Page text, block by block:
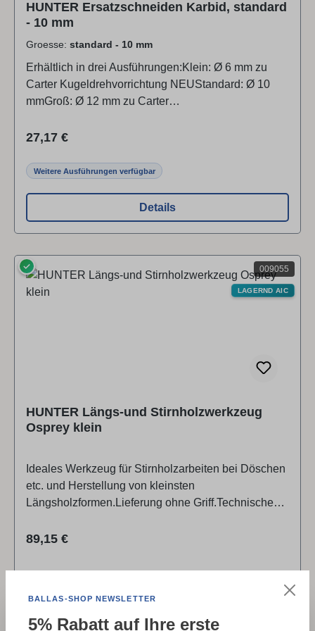
HUNTER Ersatzschneiden Karbid, standard
- 10 mm
Groesse: standard - 10 mm
Erhältlich in drei Ausführungen:Klein: Ø 6 mm zu
Carter Kugeldrehvorrichtung NEUStandard: Ø 10
mmGroß: Ø 12 mm zu Carter
Messer DZT-SCREW1)(Ersatzschraube für 10 mm
Produktverantwortlicher:Hunter Tool Systems3323
Regulärer Preis:
27,17 €
Weitere Ausführungen verfügbar
Details
009055
✓
LAGERND AIC
HUNTER Längs-und Stirnholzwerkzeug
Osprey klein
Ideales Werkzeug für Stirnholzarbeiten bei Döschen
etc. und Herstellung von kleinsten
Längsholzformen.Lieferung ohne Griff.Technische
ca. 155 mmSchneiden Ø = 6 mm Marke / Hersteller /
Old Highway, 55418 MinneapolisUSA
Regulärer Preis:
89,15 €
BALLAS-SHOP NEWSLETTER
5% Rabatt auf Ihre erste